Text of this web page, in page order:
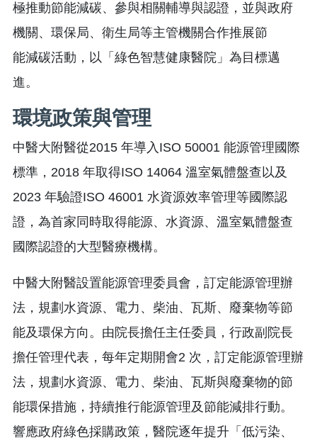
極推動節能減碳、參與相關輔導與認證，並與政府
機關、環保局、衛生局等主管機關合作推展節
能減碳活動，以「綠色智慧健康醫院」為目標邁
進。
環境政策與管理
中醫大附醫從2015 年導入ISO 50001 能源管理國際
標準，2018 年取得ISO 14064 溫室氣體盤查以及
2023 年驗證ISO 46001 水資源效率管理等國際認
證，為首家同時取得能源、水資源、溫室氣體盤查
國際認證的大型醫療機構。
中醫大附醫設置能源管理委員會，訂定能源管理辦
法，規劃水資源、電力、柴油、瓦斯、廢棄物等節
能及環保方向。由院長擔任主任委員，行政副院長
擔任管理代表，每年定期開會2 次，訂定能源管理辦
法，規劃水資源、電力、柴油、瓦斯與廢棄物的節
能環保措施，持續推行能源管理及節能減排行動。
響應政府綠色採購政策，醫院逐年提升「低污染、